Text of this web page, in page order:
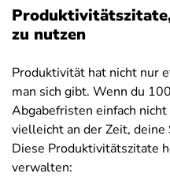
zu nutzen
Produktivität hat nicht nur
man sich gibt. Wenn du
Abgabefristen einfach
vielleicht an der Zeit,
Diese Produktivitätszitate
verwalten: